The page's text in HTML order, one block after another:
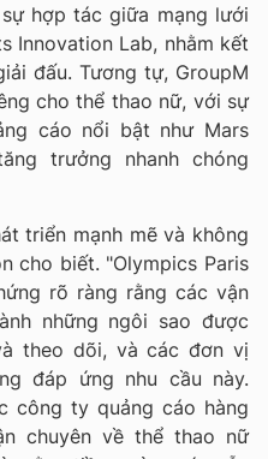
hợp tác giữa mạng lưới
Innovation Lab, nhằm kết
đấu. Tương tự, GroupM
cho thể thao nữ, với sự
cáo nổi bật như Mars
trưởng nhanh chóng
triển mạnh mẽ và không
cho biết. "Olympics Paris
rõ ràng rằng các vận
những ngôi sao được
theo dõi, và các đơn vị
đáp ứng nhu cầu này.
công ty quảng cáo hàng
chuyên về thể thao nữ